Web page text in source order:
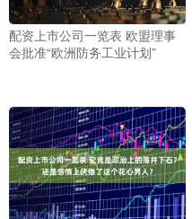
配资上市公司一览表 欧盟理事
会批准“欧洲防务工业计划”